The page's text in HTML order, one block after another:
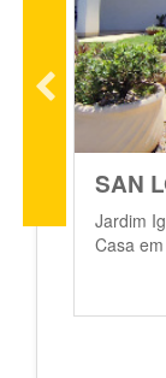
SAN
Jardim
Casa